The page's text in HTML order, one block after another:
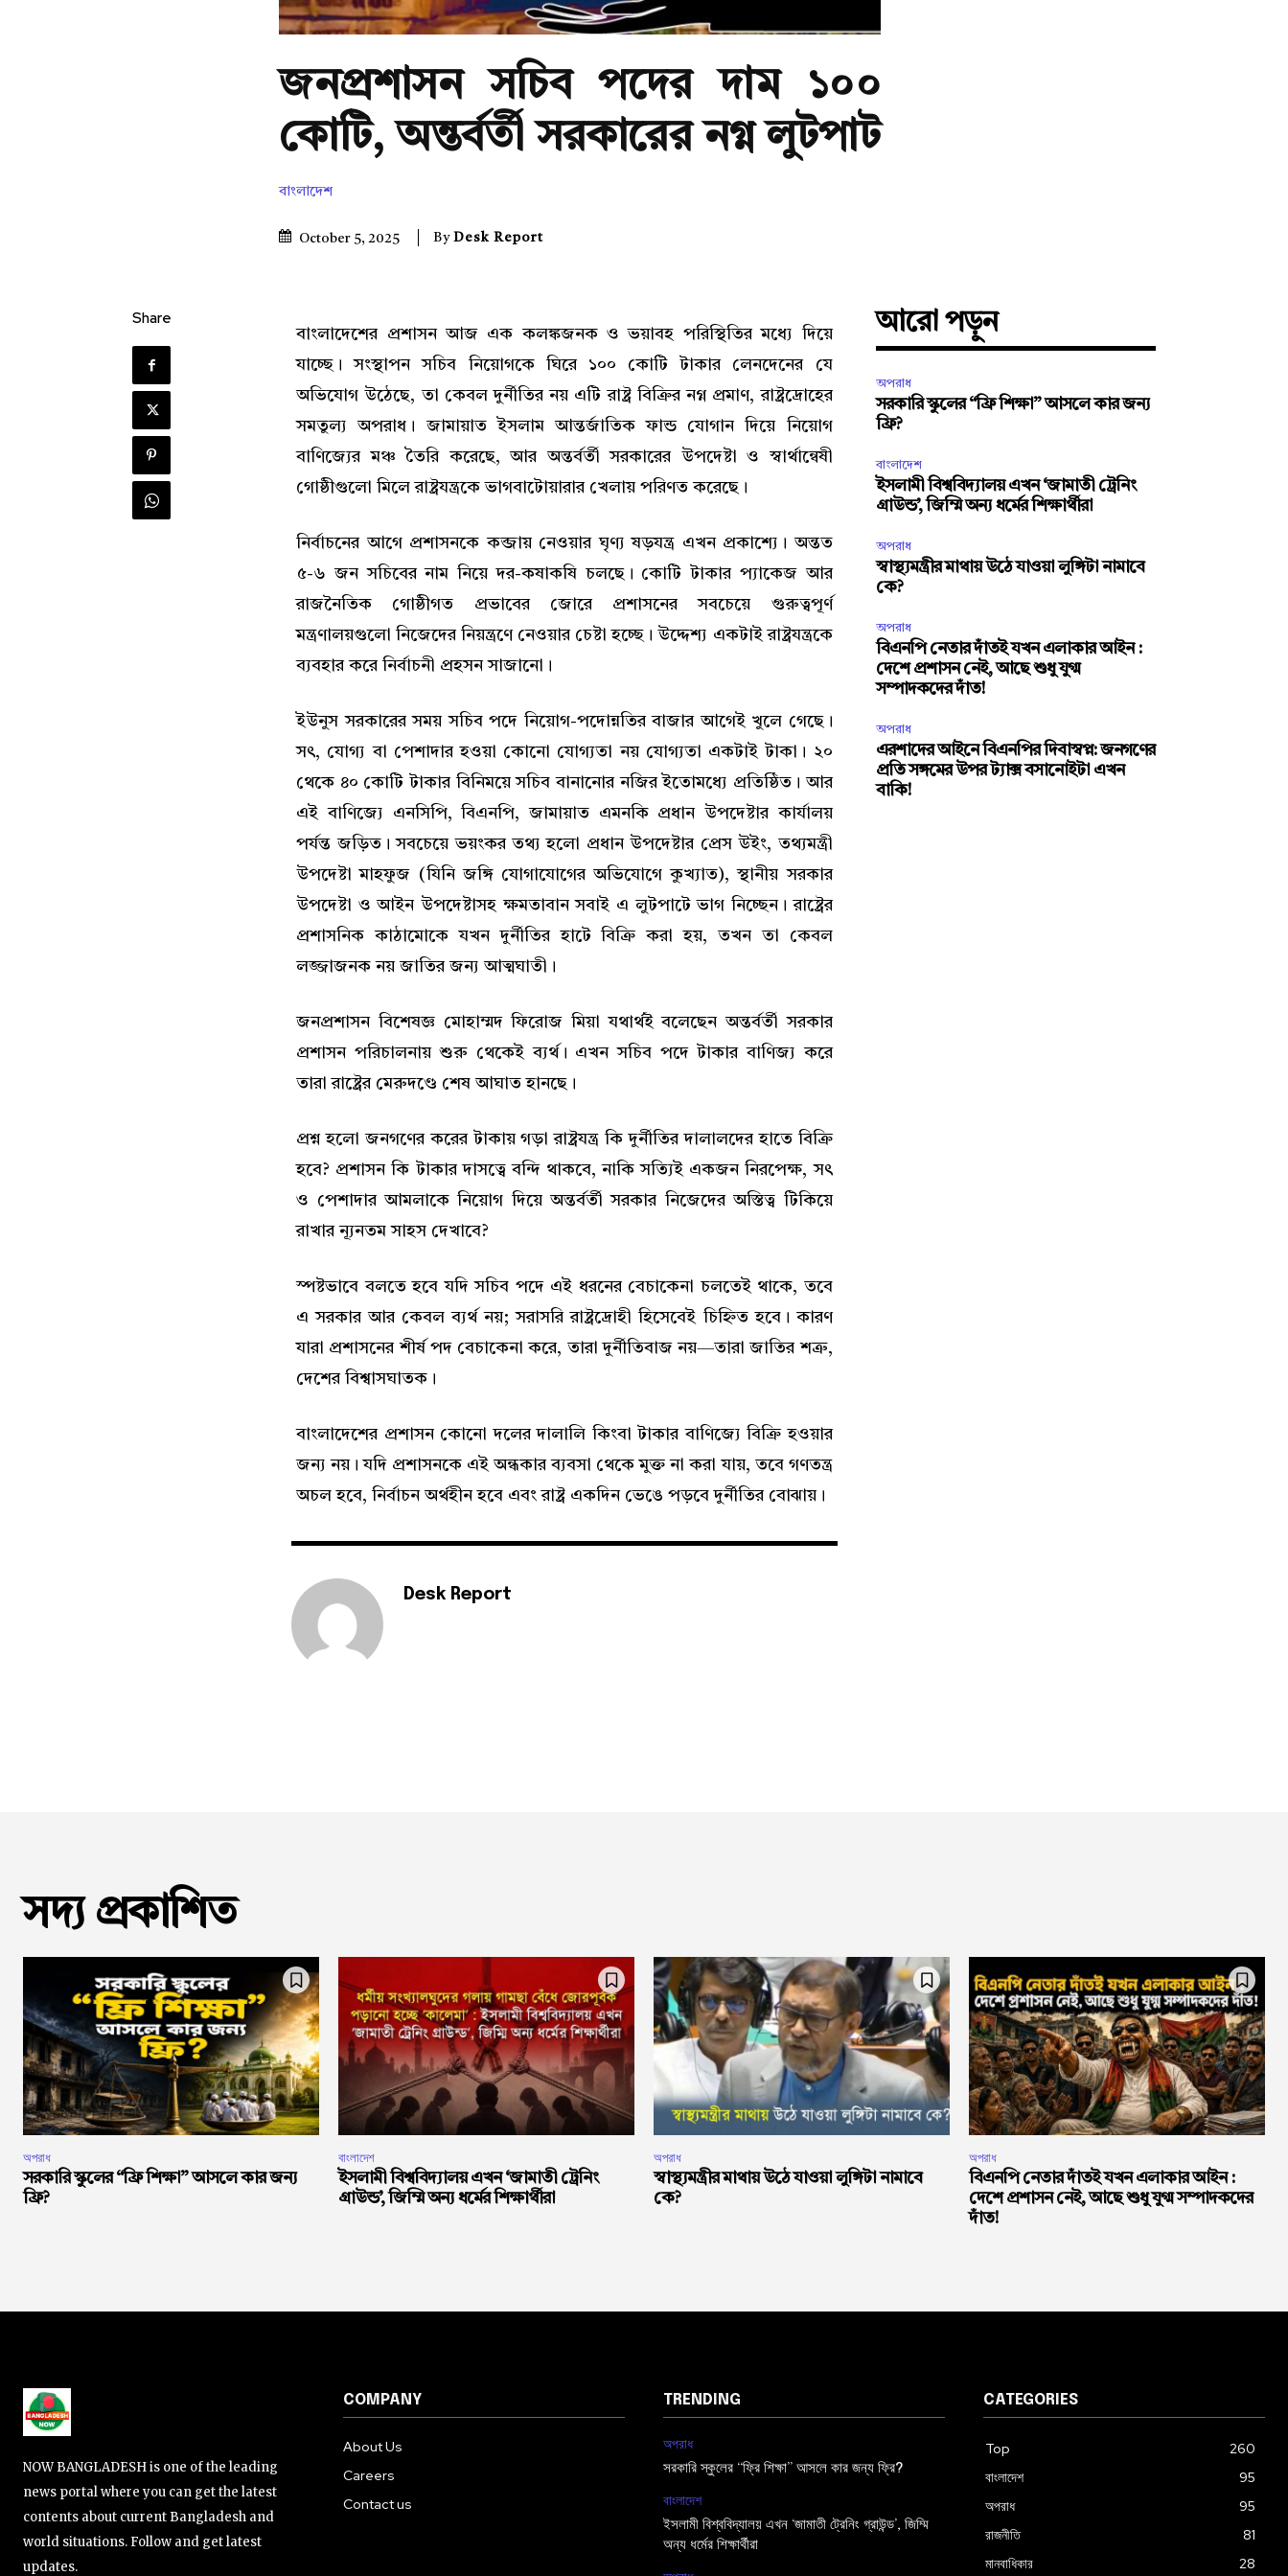
জনপ্রশাসন সচিব পদের দাম ১০০
কোটি, অন্তর্বর্তী সরকারের নগ্ন লুটপাট
বাংলাদেশ
October 5, 2025 By Desk Report
Share
বাংলাদেশের প্রশাসন আজ এক কলঙ্কজনক ও ভয়াবহ পরিস্থিতির মধ্যে দিয়ে
যাচ্ছে। সংস্থাপন সচিব নিয়োগকে ঘিরে ১০০ কোটি টাকার লেনদেনের যে
অভিযোগ উঠেছে, তা কেবল দুর্নীতির নয় এটি রাষ্ট্র বিক্রির নগ্ন প্রমাণ, রাষ্ট্রদ্রোহের
সমতুল্য অপরাধ। জামায়াত ইসলাম আন্তর্জাতিক ফান্ড যোগান দিয়ে নিয়োগ
বাণিজ্যের মঞ্চ তৈরি করেছে, আর অন্তর্বর্তী সরকারের উপদেষ্টা ও স্বার্থান্বেষী
গোষ্ঠীগুলো মিলে রাষ্ট্রযন্ত্রকে ভাগবাটোয়ারার খেলায় পরিণত করেছে।
নির্বাচনের আগে প্রশাসনকে কব্জায় নেওয়ার ঘৃণ্য ষড়যন্ত্র এখন প্রকাশ্যে। অন্তত
৫-৬ জন সচিবের নাম নিয়ে দর-কষাকষি চলছে। কোটি টাকার প্যাকেজ আর
রাজনৈতিক গোষ্ঠীগত প্রভাবের জোরে প্রশাসনের সবচেয়ে গুরুত্বপূর্ণ
মন্ত্রণালয়গুলো নিজেদের নিয়ন্ত্রণে নেওয়ার চেষ্টা হচ্ছে। উদ্দেশ্য একটাই রাষ্ট্রযন্ত্রকে
ব্যবহার করে নির্বাচনী প্রহসন সাজানো।
ইউনুস সরকারের সময় সচিব পদে নিয়োগ-পদোন্নতির বাজার আগেই খুলে গেছে।
সৎ, যোগ্য বা পেশাদার হওয়া কোনো যোগ্যতা নয় যোগ্যতা একটাই টাকা। ২০
থেকে ৪০ কোটি টাকার বিনিময়ে সচিব বানানোর নজির ইতোমধ্যে প্রতিষ্ঠিত। আর
এই বাণিজ্যে এনসিপি, বিএনপি, জামায়াত এমনকি প্রধান উপদেষ্টার কার্যালয়
পর্যন্ত জড়িত। সবচেয়ে ভয়ংকর তথ্য হলো প্রধান উপদেষ্টার প্রেস উইং, তথ্যমন্ত্রী
উপদেষ্টা মাহফুজ (যিনি জঙ্গি যোগাযোগের অভিযোগে কুখ্যাত), স্থানীয় সরকার
উপদেষ্টা ও আইন উপদেষ্টাসহ ক্ষমতাবান সবাই এ লুটপাটে ভাগ নিচ্ছেন। রাষ্ট্রের
প্রশাসনিক কাঠামোকে যখন দুর্নীতির হাটে বিক্রি করা হয়, তখন তা কেবল
লজ্জাজনক নয় জাতির জন্য আত্মঘাতী।
জনপ্রশাসন বিশেষজ্ঞ মোহাম্মদ ফিরোজ মিয়া যথার্থই বলেছেন অন্তর্বর্তী সরকার
প্রশাসন পরিচালনায় শুরু থেকেই ব্যর্থ। এখন সচিব পদে টাকার বাণিজ্য করে
তারা রাষ্ট্রের মেরুদণ্ডে শেষ আঘাত হানছে।
প্রশ্ন হলো জনগণের করের টাকায় গড়া রাষ্ট্রযন্ত্র কি দুর্নীতির দালালদের হাতে বিক্রি
হবে? প্রশাসন কি টাকার দাসত্বে বন্দি থাকবে, নাকি সত্যিই একজন নিরপেক্ষ, সৎ
ও পেশাদার আমলাকে নিয়োগ দিয়ে অন্তর্বর্তী সরকার নিজেদের অস্তিত্ব টিকিয়ে
রাখার ন্যূনতম সাহস দেখাবে?
স্পষ্টভাবে বলতে হবে যদি সচিব পদে এই ধরনের বেচাকেনা চলতেই থাকে, তবে
এ সরকার আর কেবল ব্যর্থ নয়; সরাসরি রাষ্ট্রদ্রোহী হিসেবেই চিহ্নিত হবে। কারণ
যারা প্রশাসনের শীর্ষ পদ বেচাকেনা করে, তারা দুর্নীতিবাজ নয়—তারা জাতির শত্রু,
দেশের বিশ্বাসঘাতক।
বাংলাদেশের প্রশাসন কোনো দলের দালালি কিংবা টাকার বাণিজ্যে বিক্রি হওয়ার
জন্য নয়। যদি প্রশাসনকে এই অন্ধকার ব্যবসা থেকে মুক্ত না করা যায়, তবে গণতন্ত্র
অচল হবে, নির্বাচন অর্থহীন হবে এবং রাষ্ট্র একদিন ভেঙে পড়বে দুর্নীতির বোঝায়।
Desk Report
আরো পড়ুন
অপরাধ
সরকারি স্কুলের “ফ্রি শিক্ষা” আসলে কার জন্য
ফ্রি?
বাংলাদেশ
ইসলামী বিশ্ববিদ্যালয় এখন ‘জামাতী ট্রেনিং
গ্রাউন্ড’, জিম্মি অন্য ধর্মের শিক্ষার্থীরা
অপরাধ
স্বাস্থ্যমন্ত্রীর মাথায় উঠে যাওয়া লুঙ্গিটা নামাবে
কে?
অপরাধ
বিএনপি নেতার দাঁতই যখন এলাকার আইন :
দেশে প্রশাসন নেই, আছে শুধু যুগ্ম
সম্পাদকদের দাঁত!
অপরাধ
এরশাদের আইনে বিএনপির দিবাস্বপ্ন: জনগণের
প্রতি সঙ্গমের উপর ট্যাক্স বসানোইটা এখন
বাকি!
সদ্য প্রকাশিত
অপরাধ
সরকারি স্কুলের “ফ্রি শিক্ষা” আসলে কার জন্য
ফ্রি?
বাংলাদেশ
ইসলামী বিশ্ববিদ্যালয় এখন ‘জামাতী ট্রেনিং
গ্রাউন্ড’, জিম্মি অন্য ধর্মের শিক্ষার্থীরা
অপরাধ
স্বাস্থ্যমন্ত্রীর মাথায় উঠে যাওয়া লুঙ্গিটা নামাবে
কে?
অপরাধ
বিএনপি নেতার দাঁতই যখন এলাকার আইন :
দেশে প্রশাসন নেই, আছে শুধু যুগ্ম সম্পাদকদের
দাঁত!
NOW BANGLADESH is one of the leading
news portal where you can get the latest
contents about current Bangladesh and
world situations. Follow and get latest
updates.
COMPANY
About Us
Careers
Contact us
TRENDING
অপরাধ
সরকারি স্কুলের “ফ্রি শিক্ষা” আসলে কার জন্য ফ্রি?
বাংলাদেশ
ইসলামী বিশ্ববিদ্যালয় এখন ‘জামাতী ট্রেনিং গ্রাউন্ড’, জিম্মি
অন্য ধর্মের শিক্ষার্থীরা
CATEGORIES
Top
260
বাংলাদেশ
95
অপরাধ
95
রাজনীতি
81
মানবাধিকার
28